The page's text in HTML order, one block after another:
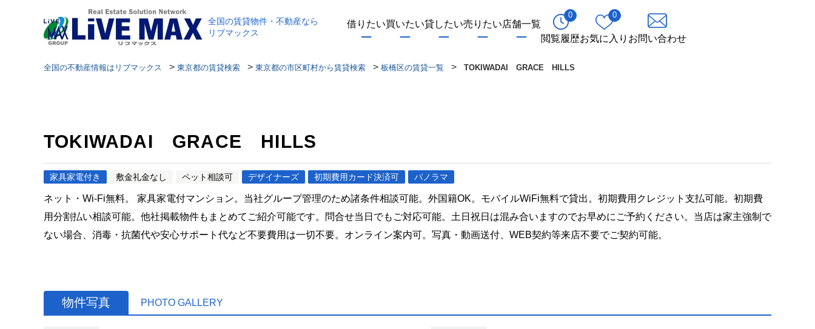
全国の賃貸物件・不動産なら
リブマックス
借りたい買いたい貸したい売りたい店舗一覧
0
閲覧履歴
0
お気に入り お問い合わせ
全国の不動産情報はリブマックス > 東京都の賃貸検索 > 東京都の市区町村から賃貸検索 > 板橋区の賃貸一覧 > TOKIWADAI GRACE HILLS
TOKIWADAI GRACE HILLS
家具家電付き 敷金礼金なし ペット相談可 デザイナーズ 初期費用カード決済可 パノラマ
ネット・Wi-Fi無料。 家具家電付マンション。当社グループ管理のため諸条件相談可能。外国籍OK。モバイルWiFi無料で貸出。初期費用クレジット支払可能。初期費
用分割払い相談可能。他社掲載物件もまとめてご紹介可能です。問合せ当日でもご対応可能。土日祝日は混み合いますのでお早めにご予約ください。当店は家主強制で
ない場合、消毒・抗菌代や安心サポート代など不要費用は一切不要。オンライン案内可。写真・動画送付、WEB契約等来店不要でご契約可能。
物件写真 PHOTO GALLERY